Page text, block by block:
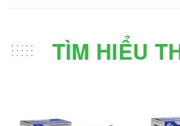
TÌM HIỂU